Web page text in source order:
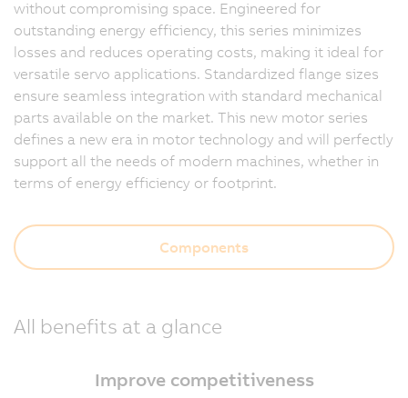
without compromising space. Engineered for
outstanding energy efficiency, this series minimizes
losses and reduces operating costs, making it ideal for
versatile servo applications. Standardized flange sizes
ensure seamless integration with standard mechanical
parts available on the market. This new motor series
defines a new era in motor technology and will perfectly
support all the needs of modern machines, whether in
terms of energy efficiency or footprint.
Components
All benefits at a glance
Improve competitiveness